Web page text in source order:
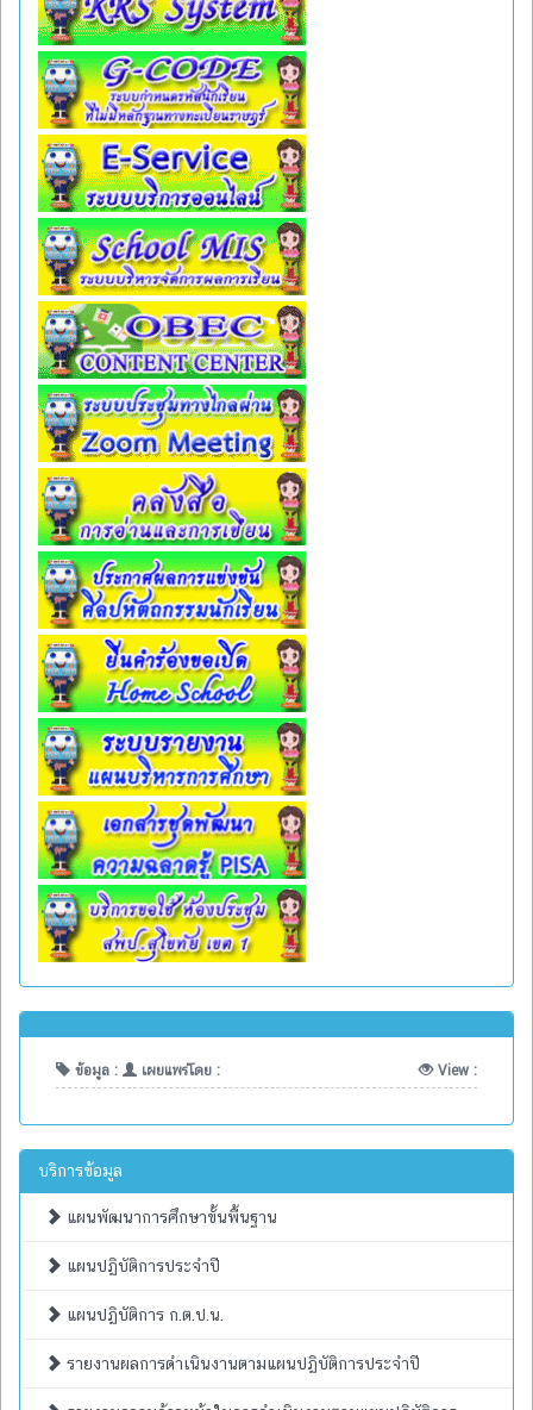
ข้อมูล : เผยแพร่โดย : View :
บริการข้อมูล
แผนพัฒนาการศึกษาขั้นพื้นฐาน
แผนปฏิบัติการประจำปี
แผนปฏิบัติการ ก.ต.ป.น.
รายงานผลการดำเนินงานตามแผนปฏิบัติการประจำปี